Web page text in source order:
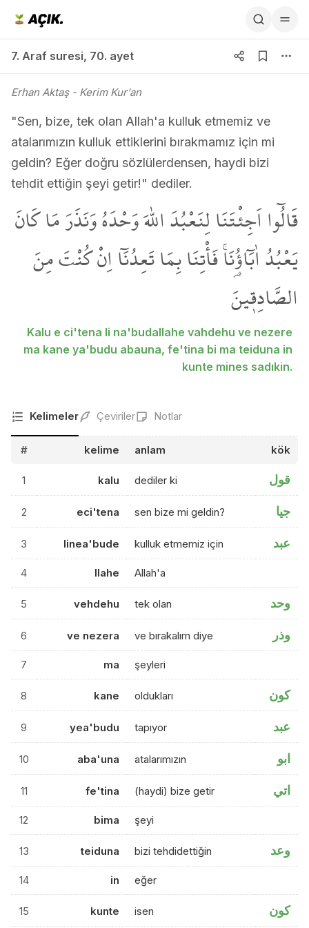
7. Araf suresi, 70. ayet
Erhan Aktaş- Kerim Kur'an
"Sen, bize, tek olan Allah'a kulluk etmemiz ve
atalarımızın kulluk ettiklerini bırakmamız için mi
geldin? Eğer doğru sözlülerdensen, haydi bizi
tehdit ettiğin şeyi getir!" dediler.
قَالُٓوا اَجِئْتَنَا لِنَعْبُدَ اللّٰهَ وَحْدَهُ وَنَذَرَ مَا كَانَ
يَعْبُدُ اٰبَٓاؤُ۬نَاۚ فَأْتِنَا بِمَا تَعِدُنَٓا اِنْ كُنْتَ مِنَ
الصَّادِق۪ينَ
Kalu e ci'tena li na'budallahe vahdehu ve nezere
ma kane ya'budu abauna, fe'tina bi ma teiduna in
kunte mines sadıkin.
Kelimeler Çeviriler Notlar
# kelime anlam kök
1 kalu dediler ki قول
2 eci'tena sen bize mi geldin? جيا
3 linea'bude kulluk etmemiz için عبد
4 llahe Allah'a
5 vehdehu tek olan وحد
6 ve nezera ve bırakalım diye وذر
7 ma şeyleri
8 kane oldukları كون
9 yea'budu tapıyor عبد
10 aba'una atalarımızın ابو
11 fe'tina (haydi) bize getir اتي
12 bima şeyi
13 teiduna bizi tehdidettiğin وعد
14 in eğer
15 kunte isen كون